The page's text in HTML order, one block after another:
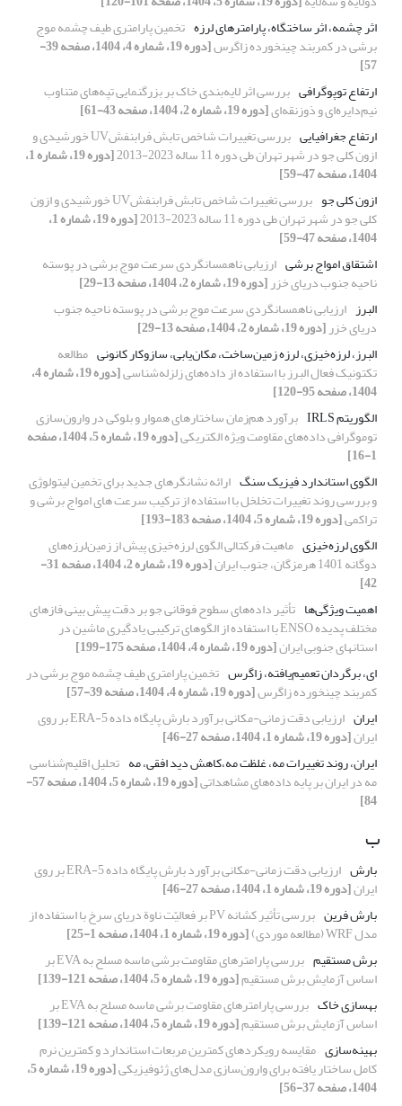
اثر چشمه، اثر ساختگاه، پارامترهای لرزه­ تخمین پارامتری طیف چشمه موج
برشی در کمربند چین­خورده زاگرس [دوره 19، شماره 4، 1404، صفحه 39-
57]
ارتفاع توپوگرافی بررسی اثر لایه‌بندی خاک بر بزرگنمایی تپه‌های متناوب
نیم‌دایره‌ای و ذوزنقه‌ای[دوره 19، شماره 2، 1404، صفحه 43-61]
ارتفاع جغرافیایی
بررسی تغییرات شاخص تابش فرابنفشUV خورشیدی و
ازون کلی جو در شهر تهران طی دوره 11 ساله 2023-2013 [دوره 19، شماره 1،
1404، صفحه 47-59]
ازون کلی جو
بررسی تغییرات شاخص تابش فرابنفشUV خورشیدی و ازون
کلی جو در شهر تهران طی دوره 11 ساله 2023-2013 [دوره 19، شماره 1،
1404، صفحه 47-59]
اشتقاق امواج برشی ارزیابی ناهمسانگردی سرعت موج برشی در پوسته
ناحیه جنوب دریای خزر[دوره 19، شماره 2، 1404، صفحه 13-29]
البرز ارزیابی ناهمسانگردی سرعت موج برشی در پوسته ناحیه جنوب
دریای خزر[دوره 19، شماره 2، 1404، صفحه 13-29]
البرز، لرزه‌خیزی، لرزه زمین‌ساخت، مکان‌یابی، سازوکار کانونی مطالعه
تکتونیک فعال البرز با استفاده از داده‌های زلزله‌شناسی [دوره 19، شماره 4،
1404، صفحه 95-120]
الگوریتم IRLS
برآورد هم‌زمان ساختارهای هموار و بلوکی در وارون‌سازی
توموگرافی داده‌های مقاومت ویژه الکتریکی [دوره 19، شماره 5، 1404، صفحه
1-16]
الگوی استاندارد فیزیک سنگ ارائه نشانگرهای جدید برای تخمین لیتولوژی
و بررسی روند تغییرات تخلخل با استفاده از ترکیب سرعت های امواج برشی و
تراکمی[دوره 19، شماره 5، 1404، صفحه 183-193]
الگوی لرزه‌خیزی ماهیت فرکتالی الگوی لرزه‌خیزی پیش از زمین‌لرزه‌های
دوگانه 1401 هرمزگان، جنوب ایران [دوره 19، شماره 2، 1404، صفحه 31-
42]
اهمیت ویژگی‌‌ها تأثیر داده‌های سطوح فوقانی جو بر دقت پیش بینی فازهای
مختلف پدیده ENSO با استفاده از الگو‌های ترکیبی یادگیری ماشین در
استانهای جنوبی ایران[دوره 19، شماره 4، 1404، صفحه 175-199]
ای، برگردان تعمیم‌یافته، زاگرس تخمین پارامتری طیف چشمه موج برشی در
کمربند چین­خورده زاگرس[دوره 19، شماره 4، 1404، صفحه 39-57]
ایران
ارزیابی دقت زمانی-مکانی برآورد بارش پایگاه داده‌ ERA-5 بر روی
ایران[دوره 19، شماره 1، 1404، صفحه 27-46]
ایران، روند تغییرات مه، غلظت مه،کاهش دید افقی، مه تحلیل اقلیم‌شناسی
مه در ایران بر پایه داده‌های مشاهداتی [دوره 19، شماره 5، 1404، صفحه 57-
84]
ب
بارش ارزیابی دقت زمانی-مکانی برآورد بارش پایگاه داده‌ ERA-5 بر روی
ایران[دوره 19، شماره 1، 1404، صفحه 27-46]
بارش فرین
بررسی تأثیر کشانه PV بر فعالیّت ناوة دریای سرخ با استفاده از
مدل WRF (مطالعه موردی)
[دوره 19، شماره 1، 1404، صفحه 1-25]
برش مستقیم
بررسی پارامترهای مقاومت برشی ماسه مسلح به EVA بر
اساس آزمایش برش مستقیم[دوره 19، شماره 5، 1404، صفحه 121-139]
بهسازی خاک
بررسی پارامترهای مقاومت برشی ماسه مسلح به EVA بر
اساس آزمایش برش مستقیم[دوره 19، شماره 5، 1404، صفحه 121-139]
بهینه‌سازی مقایسه رویکردهای کمترین مربعات استاندارد و کمترین نرم
کامل ساختار یافته برای وارون‌سازی مدل‌های ژئوفیزیکی [دوره 19، شماره 5،
1404، صفحه 37-56]